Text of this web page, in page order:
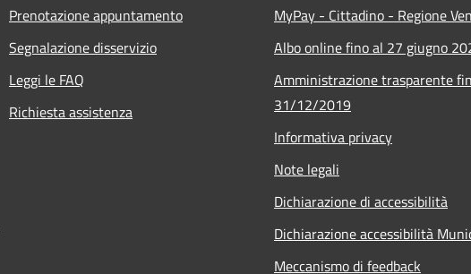
Prenotazione appuntamento
Segnalazione disservizio
Leggi le FAQ
Richiesta assistenza
MyPay - Cittadino - Regione
Albo online fino al 27 giugno
Amministrazione trasparente
31/12/2019
Informativa privacy
Note legali
Dichiarazione di accessibilità
Dichiarazione accessibilità
Meccanismo di feedback